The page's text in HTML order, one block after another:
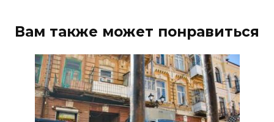
Вам также может понравиться